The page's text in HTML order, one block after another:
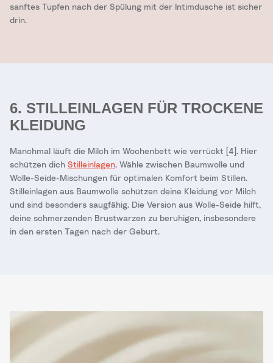
sanftes Tupfen nach der Spülung mit der Intimdusche ist sicher
drin.
6. STILLEINLAGEN FÜR TROCKENE
KLEIDUNG
Manchmal läuft die Milch im Wochenbett wie verrückt [4]. Hier
schützen dich Stilleinlagen. Wähle zwischen Baumwolle und
Wolle-Seide-Mischungen für optimalen Komfort beim Stillen.
Stilleinlagen aus Baumwolle schützen deine Kleidung vor Milch
und sind besonders saugfähig. Die Version aus Wolle-Seide hilft,
deine schmerzenden Brustwarzen zu beruhigen, insbesondere
in den ersten Tagen nach der Geburt.